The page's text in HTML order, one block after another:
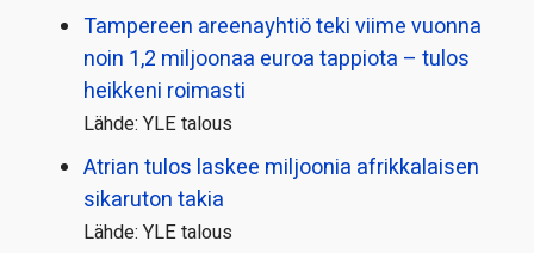
Tampereen areenayhtiö teki viime vuonna
noin 1,2 miljoonaa euroa tappiota – tulos
heikkeni roimasti
Lähde: YLE talous
Atrian tulos laskee miljoonia afrikkalaisen
sikaruton takia
Lähde: YLE talous